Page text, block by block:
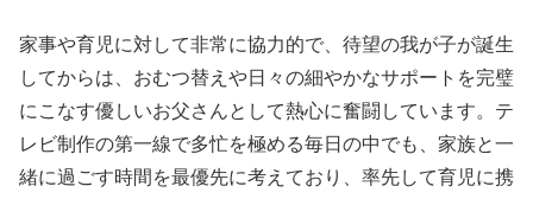
家事や育児に対して非常に協力的で、待望の我が子が誕生
してからは、おむつ替えや日々の細やかなサポートを完璧
にこなす優しいお父さんとして熱心に奮闘しています。テ
レビ制作の第一線で多忙を極める毎日の中でも、家族と一
緒に過ごす時間を最優先に考えており、率先して育児に携